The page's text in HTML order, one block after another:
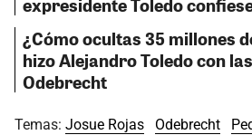
expresidente Toledo
¿Cómo ocultas 35 millones
hizo Alejandro Toledo con
Odebrecht
Temas: Josue Rojas Odebrecht